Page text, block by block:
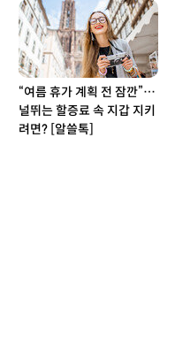
“여름 휴가 계획 전 잠깐”…
널뛰는 할증료 속 지갑 지키
려면? [알쓸톡]